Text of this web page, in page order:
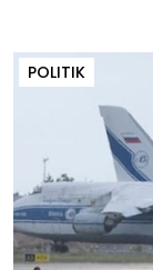
POLITIK